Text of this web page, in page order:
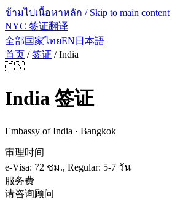
ข้ามไปเนื้อหาหลัก / Skip to main content
NYC 签证翻译
全部国家ไทยEN 日本語
首页 /签证 /India
🇮🇳
India 签证
Embassy of India · Bangkok
审理时间
e-Visa: 72 ชม., Regular: 5-7 วัน
服务费
请咨询顾问